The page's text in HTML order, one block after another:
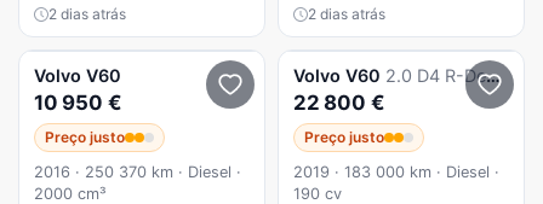
2 dias atrás 2 dias atrás
Volvo V60
10 950 €
Preço justo
2016 · 250 370 km · Diesel ·
2000 cm³
Volvo V60 2.0 D4 R-Design Geartronic
22 800 €
Preço justo
2019 · 183 000 km · Diesel ·
190 cv